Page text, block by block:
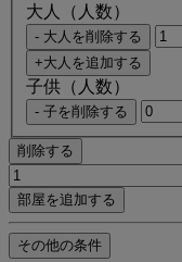
大人（人数）
- 大人を削除する
+大人を追加する
子供（人数）
- 子を削除する
削除する
部屋を追加する
その他の条件